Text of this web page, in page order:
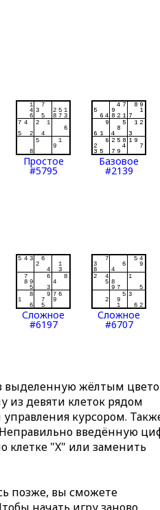
Простое
#5795
Базовое
#2139
Сложное
#6197
Сложное
#6707
выделенную жёлтым
из девяти клеток рядом
курсором.
введённую
клетке "X" или заменить
позже, вы сможете